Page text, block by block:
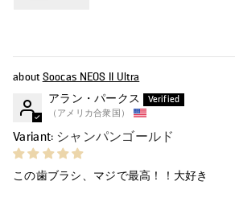
Soocas NEOS II Ultra
アラン・パークス
（アメリカ合衆国）
シャンパンゴールド
この歯ブラシ、マジで最高！！大好き